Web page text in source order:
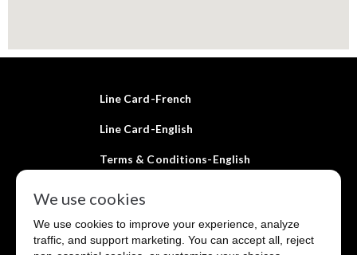
Line Card-French
Line Card-English
Terms & Conditions-English
Purchase Terms & Conditions
Privacy Policy-English
We use cookies
We use cookies to improve your experience, analyze
traffic, and support marketing. You can accept all, reject